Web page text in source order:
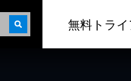
無料トラ